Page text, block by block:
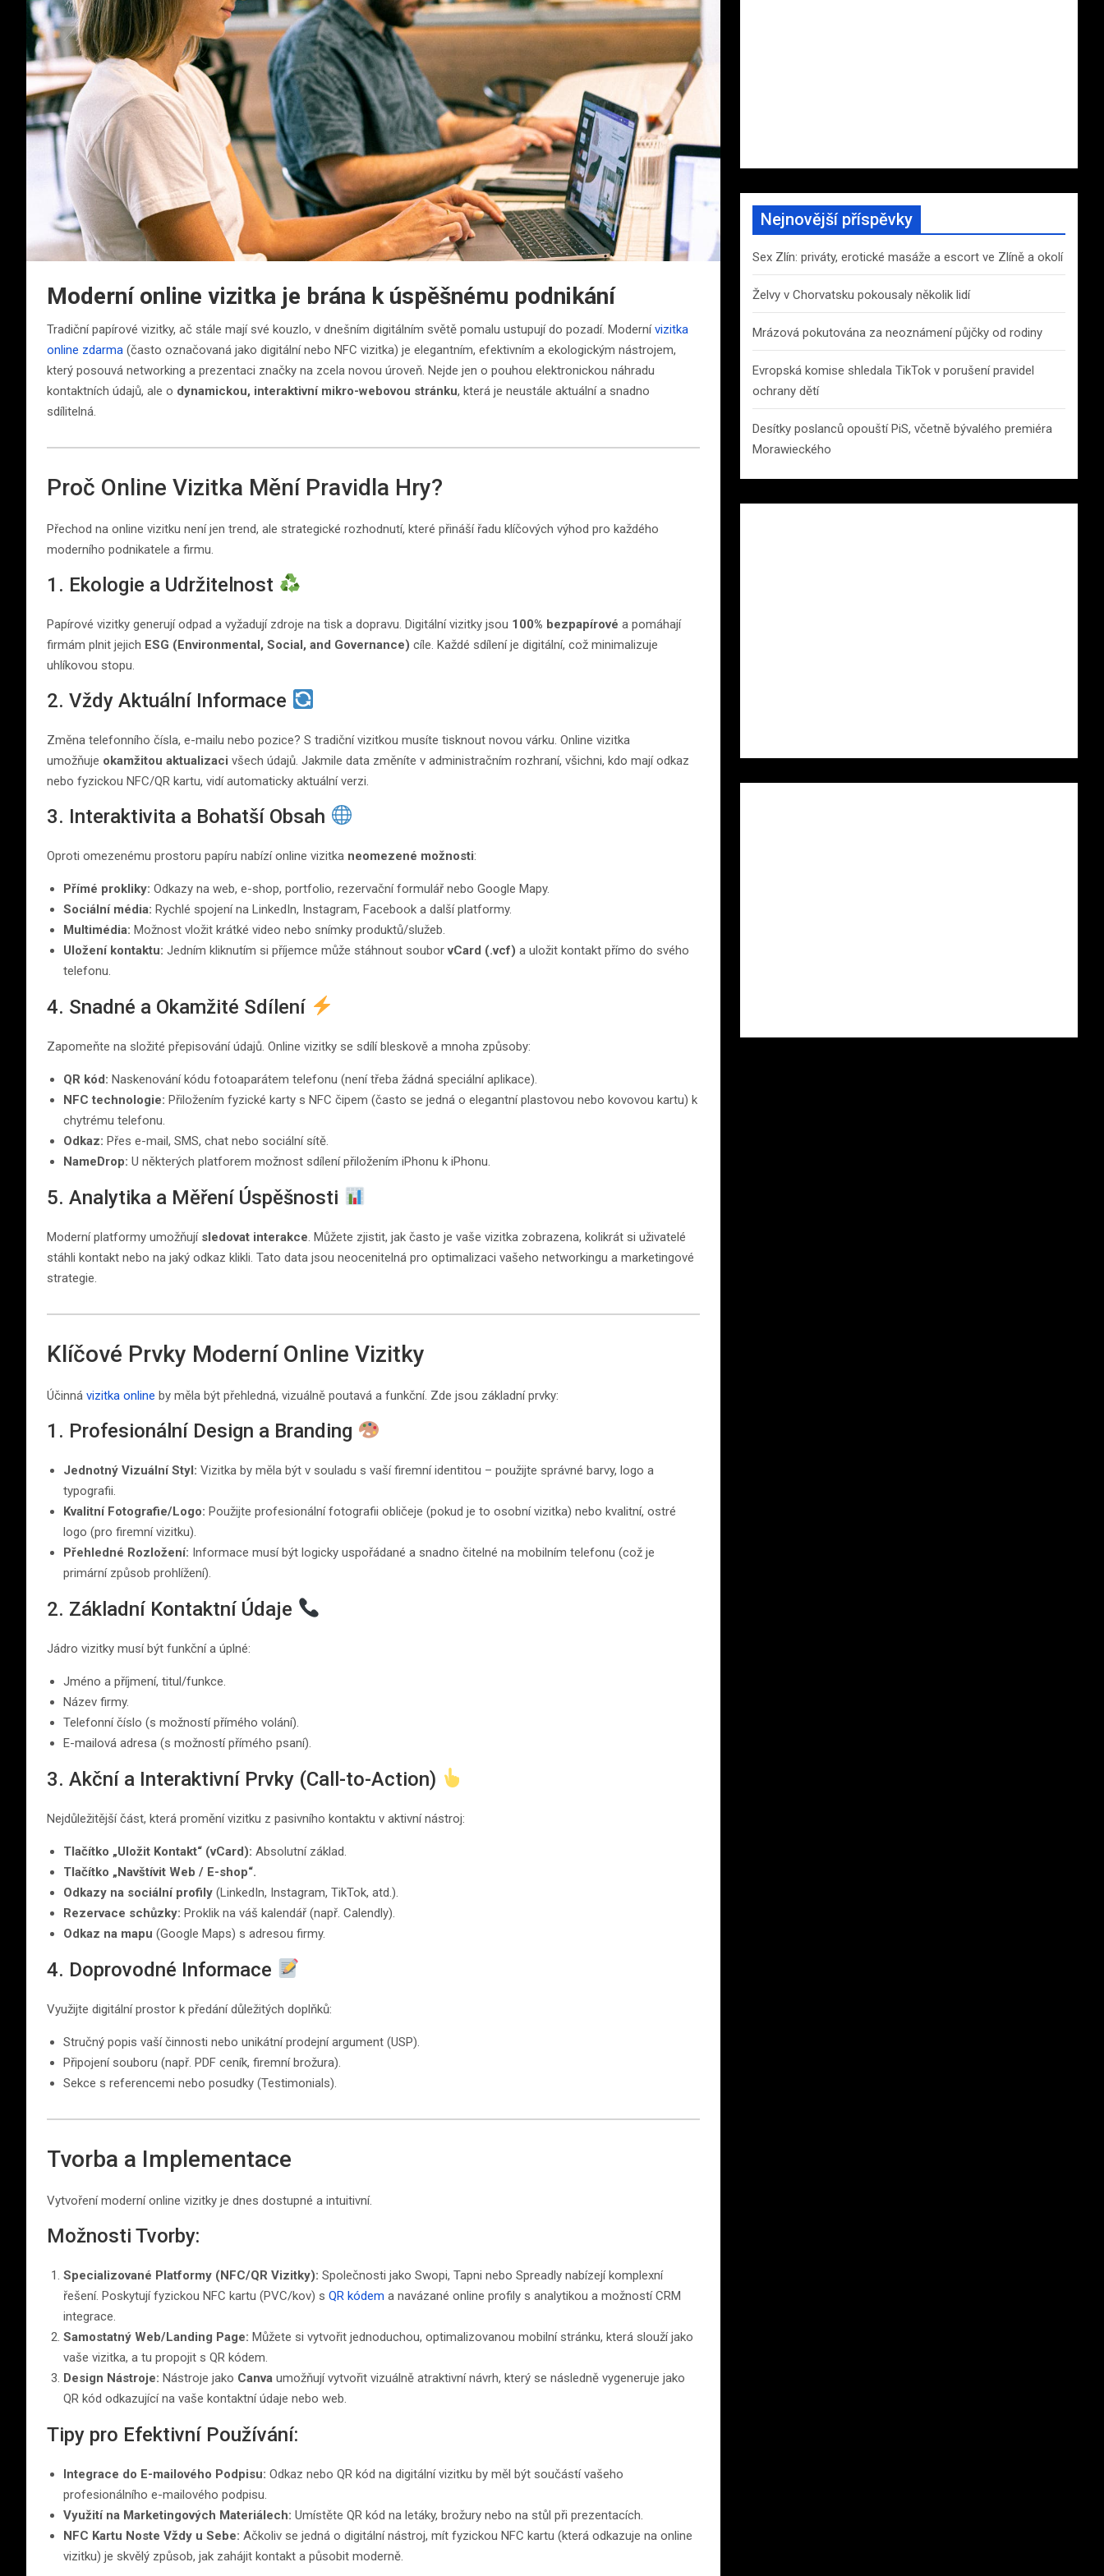
Moderní online vizitka je brána k úspěšnému podnikání
Tradiční papírové vizitky, ač stále mají své kouzlo, v dnešním digitálním světě pomalu ustupují do pozadí. Modernívizitka
online zdarma (často označovaná jako digitální nebo NFC vizitka) je elegantním, efektivním a ekologickým nástrojem,
který posouvá networking a prezentaci značky na zcela novou úroveň. Nejde jen o pouhou elektronickou náhradu
kontaktních údajů, ale o dynamickou, interaktivní mikro-webovou stránku, která je neustále aktuální a snadno
sdílitelná.
Proč Online Vizitka Mění Pravidla Hry?
Přechod na online vizitku není jen trend, ale strategické rozhodnutí, které přináší řadu klíčových výhod pro každého
moderního podnikatele a firmu.
1. Ekologie a Udržitelnost
Papírové vizitky generují odpad a vyžadují zdroje na tisk a dopravu. Digitální vizitky jsou 100% bezpapírové a pomáhají
firmám plnit jejich ESG (Environmental, Social, and Governance) cíle. Každé sdílení je digitální, což minimalizuje
uhlíkovou stopu.
2. Vždy Aktuální Informace
Změna telefonního čísla, e-mailu nebo pozice? S tradiční vizitkou musíte tisknout novou várku. Online vizitka
umožňuje okamžitou aktualizaci všech údajů. Jakmile data změníte v administračním rozhraní, všichni, kdo mají odkaz
nebo fyzickou NFC/QR kartu, vidí automaticky aktuální verzi.
3. Interaktivita a Bohatší Obsah
Oproti omezenému prostoru papíru nabízí online vizitka neomezené možnosti:
Přímé prokliky: Odkazy na web, e-shop, portfolio, rezervační formulář nebo Google Mapy.
Sociální média: Rychlé spojení na LinkedIn, Instagram, Facebook a další platformy.
Multimédia: Možnost vložit krátké video nebo snímky produktů/služeb.
Uložení kontaktu: Jedním kliknutím si příjemce může stáhnout souborvCard (.vcf) a uložit kontakt přímo do svého
telefonu.
4. Snadné a Okamžité Sdílení
Zapomeňte na složité přepisování údajů. Online vizitky se sdílí bleskově a mnoha způsoby:
QR kód: Naskenování kódu fotoaparátem telefonu (není třeba žádná speciální aplikace).
NFC technologie: Přiložením fyzické karty s NFC čipem (často se jedná o elegantní plastovou nebo kovovou kartu) k
chytrému telefonu.
Odkaz: Přes e-mail, SMS, chat nebo sociální sítě.
NameDrop: U některých platforem možnost sdílení přiložením iPhonu k iPhonu.
5. Analytika a Měření Úspěšnosti
Moderní platformy umožňují sledovat interakce . Můžete zjistit, jak často je vaše vizitka zobrazena, kolikrát si uživatelé
stáhli kontakt nebo na jaký odkaz klikli. Tato data jsou neocenitelná pro optimalizaci vašeho networkingu a marketingové
strategie.
Klíčové Prvky Moderní Online Vizitky
Účinná vizitka online by měla být přehledná, vizuálně poutavá a funkční. Zde jsou základní prvky:
1. Profesionální Design a Branding
Jednotný Vizuální Styl: Vizitka by měla být v souladu s vaší firemní identitou – použijte správné barvy, logo a
typografii.
Kvalitní Fotografie/Logo: Použijte profesionální fotografii obličeje (pokud je to osobní vizitka) nebo kvalitní, ostré
logo (pro firemní vizitku).
Přehledné Rozložení: Informace musí být logicky uspořádané a snadno čitelné na mobilním telefonu (což je
primární způsob prohlížení).
2. Základní Kontaktní Údaje
Jádro vizitky musí být funkční a úplné:
Jméno a příjmení, titul/funkce.
Název firmy.
Telefonní číslo (s možností přímého volání).
E-mailová adresa (s možností přímého psaní).
3. Akční a Interaktivní Prvky (Call-to-Action)
Nejdůležitější část, která promění vizitku z pasivního kontaktu v aktivní nástroj:
Tlačítko „Uložit Kontakt“ (vCard): Absolutní základ.
Tlačítko „Navštívit Web / E-shop“.
Odkazy na sociální profily (LinkedIn, Instagram, TikTok, atd.).
Rezervace schůzky: Proklik na váš kalendář (např. Calendly).
Odkaz na mapu (Google Maps) s adresou firmy.
4. Doprovodné Informace
Využijte digitální prostor k předání důležitých doplňků:
Stručný popis vaší činnosti nebo unikátní prodejní argument (USP).
Připojení souboru (např. PDF ceník, firemní brožura).
Sekce s referencemi nebo posudky (Testimonials).
Tvorba a Implementace
Vytvoření moderní online vizitky je dnes dostupné a intuitivní.
Možnosti Tvorby:
Specializované Platformy (NFC/QR Vizitky): Společnosti jako Swopi, Tapni nebo Spreadly nabízejí komplexní
řešení. Poskytují fyzickou NFC kartu (PVC/kov) s QR kódem a navázané online profily s analytikou a možností CRM
integrace.
Samostatný Web/Landing Page: Můžete si vytvořit jednoduchou, optimalizovanou mobilní stránku, která slouží jako
vaše vizitka, a tu propojit s QR kódem.
Design Nástroje: Nástroje jako Canva umožňují vytvořit vizuálně atraktivní návrh, který se následně vygeneruje jako
QR kód odkazující na vaše kontaktní údaje nebo web.
Tipy pro Efektivní Používání:
Integrace do E-mailového Podpisu: Odkaz nebo QR kód na digitální vizitku by měl být součástí vašeho
profesionálního e-mailového podpisu.
Využití na Marketingových Materiálech: Umístěte QR kód na letáky, brožury nebo na stůl při prezentacích.
NFC Kartu Noste Vždy u Sebe: Ačkoliv se jedná o digitální nástroj, mít fyzickou NFC kartu (která odkazuje na online
vizitku) je skvělý způsob, jak zahájit kontakt a působit moderně.
Nejnovější příspěvky
Sex Zlín: priváty, erotické masáže a escort ve Zlíně a okolí
Želvy v Chorvatsku pokousaly několik lidí
Mrázová pokutována za neoznámení půjčky od rodiny
Evropská komise shledala TikTok v porušení pravidel
ochrany dětí
Desítky poslanců opouští PiS, včetně bývalého premiéra
Morawieckého